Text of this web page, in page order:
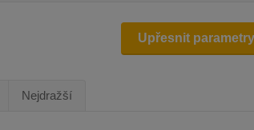
Upřesnit parametry
Nejdražší